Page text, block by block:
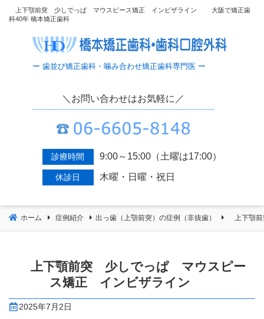
上下顎前突 少しでっぱ マウスピース矯正 インビザライン 大阪で矯正歯
科40年 橋本矯正歯科
＼お問い合わせはお気軽に／
診療時間 9:00～15:00（土曜は17:00）
休診日 木曜・日曜・祝日
ホーム 症例紹介 出っ歯（上顎前突）の症例（非抜歯） 上下顎
上下顎前突 少しでっぱ マウスピー
ス矯正 インビザライン
2025年7月2日